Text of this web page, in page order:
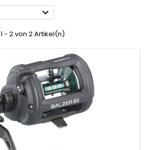

1 - 2 von 2 Artikel(n)